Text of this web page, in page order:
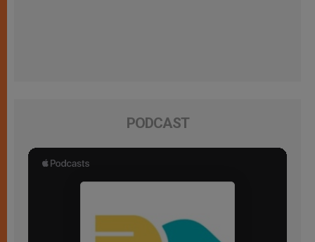
PODCAST